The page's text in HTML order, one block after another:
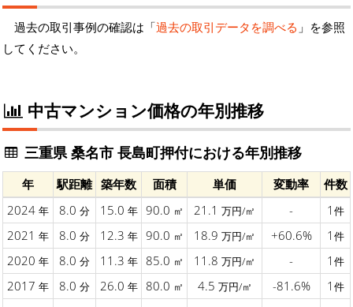
過去の取引事例の確認は「過去の取引データを調べる 」を参照
してください。
中古マンション価格の年別推移
三重県 桑名市 長島町押付における年別推移
年 駅距離 築年数 面積 単価 変動率
件数
2024 年 8.0 分 15.0 年 90.0 ㎡ 21.1 万円/㎡ - 1 件
2021 年 8.0 分 12.3 年 90.0 ㎡ 18.9 万円/㎡ +60.6% 1 件
2020 年 8.0 分 11.3 年 85.0 ㎡ 11.8 万円/㎡ - 1 件
2017 年 8.0 分 26.0 年 80.0 ㎡ 4.5 万円/㎡ -81.6% 1 件